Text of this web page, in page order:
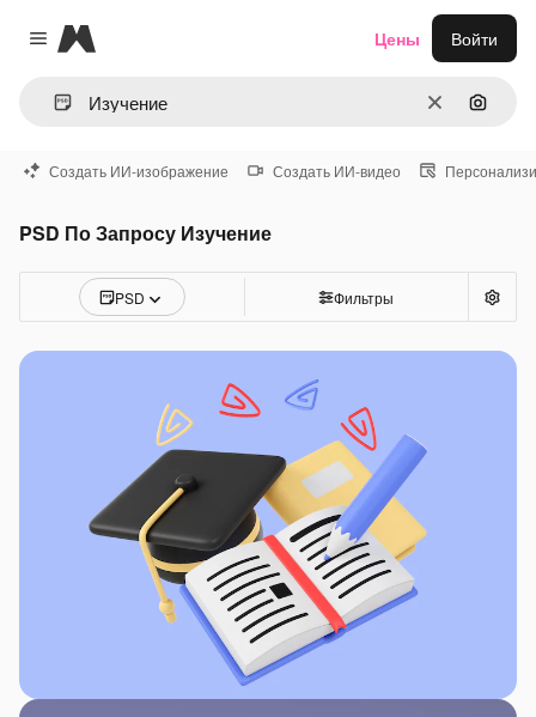
Close menu
Magnific
ОчиститьПоиск
Цены Войти
Создать ИИ-изображение Создать ИИ-видео
PSD По Запросу Изучение
PSD Фильтры